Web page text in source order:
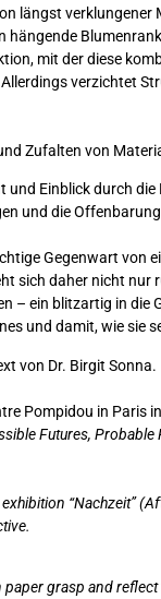
längst
hängende
mit der diese
verzichtet
Zufalten von
und Einblick durch
und die
Gegenwart
sich daher nicht
– ein blitzartig in
und damit, wie sie
von Dr. Birgit Sonna.
Pompidou in Paris
Futures, Probable
“Nachzeit”
grasp and